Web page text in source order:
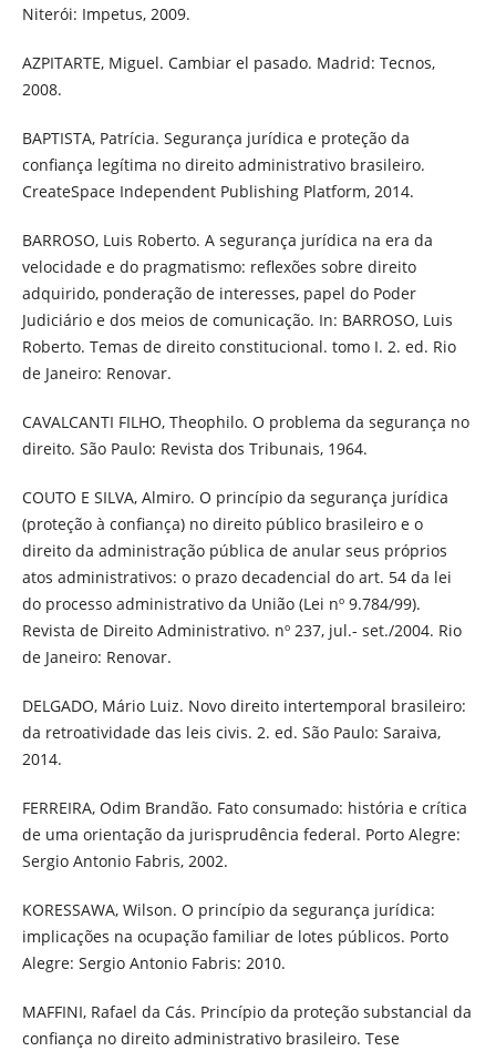
Niterói: Impetus, 2009.
AZPITARTE, Miguel. Cambiar el pasado. Madrid: Tecnos,
2008.
BAPTISTA, Patrícia. Segurança jurídica e proteção da
confiança legítima no direito administrativo brasileiro.
CreateSpace Independent Publishing Platform, 2014.
BARROSO, Luis Roberto. A segurança jurídica na era da
velocidade e do pragmatismo: reflexões sobre direito
adquirido, ponderação de interesses, papel do Poder
Judiciário e dos meios de comunicação. In: BARROSO, Luis
Roberto. Temas de direito constitucional. tomo I. 2. ed. Rio
de Janeiro: Renovar.
CAVALCANTI FILHO, Theophilo. O problema da segurança no
direito. São Paulo: Revista dos Tribunais, 1964.
COUTO E SILVA, Almiro. O princípio da segurança jurídica
(proteção à confiança) no direito público brasileiro e o
direito da administração pública de anular seus próprios
atos administrativos: o prazo decadencial do art. 54 da lei
do processo administrativo da União (Lei nº 9.784/99).
Revista de Direito Administrativo. nº 237, jul.- set./2004. Rio
de Janeiro: Renovar.
DELGADO, Mário Luiz. Novo direito intertemporal brasileiro:
da retroatividade das leis civis. 2. ed. São Paulo: Saraiva,
2014.
FERREIRA, Odim Brandão. Fato consumado: história e crítica
de uma orientação da jurisprudência federal. Porto Alegre:
Sergio Antonio Fabris, 2002.
KORESSAWA, Wilson. O princípio da segurança jurídica:
implicações na ocupação familiar de lotes públicos. Porto
Alegre: Sergio Antonio Fabris: 2010.
MAFFINI, Rafael da Cás. Princípio da proteção substancial da
confiança no direito administrativo brasileiro. Tese